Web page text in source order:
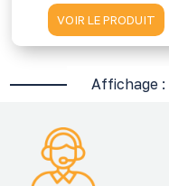
VOIR LE PRODUIT
Affichage :